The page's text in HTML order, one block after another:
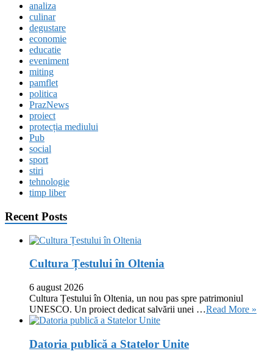
analiza
culinar
degustare
economie
educatie
eveniment
miting
pamflet
politica
PrazNews
proiect
protecția mediului
Pub
social
sport
stiri
tehnologie
timp liber
Recent Posts
Cultura Țestului în Oltenia
6 august 2026
Cultura Țestului în Oltenia, un nou pas spre patrimoniul
UNESCO. Un proiect dedicat salvării unei …Read More »
Datoria publică a Statelor Unite